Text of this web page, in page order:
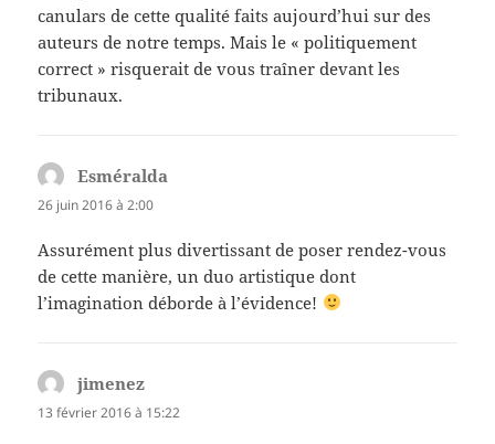
canulars de cette qualité faits aujourd’hui sur des
auteurs de notre temps. Mais le « politiquement
correct » risquerait de vous traîner devant les
tribunaux.
Esméralda
26 juin 2016 à 2:00
Assurément plus divertissant de poser rendez-vous
de cette manière, un duo artistique dont
l’imagination déborde à l’évidence!
jimenez
13 février 2016 à 15:22